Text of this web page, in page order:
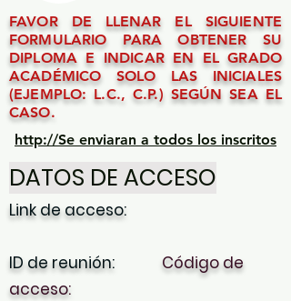
FAVOR DE LLENAR EL SIGUIENTE
FORMULARIO PARA OBTENER SU
DIPLOMA E INDICAR EN EL GRADO
ACADÉMICO SOLO LAS INICIALES
(EJEMPLO: L.C., C.P.) SEGÚN SEA EL
CASO.
http://Se enviaran a todos los inscritos
DATOS DE ACCESO
Link de acceso:
ID de reunión: Código de
acceso: